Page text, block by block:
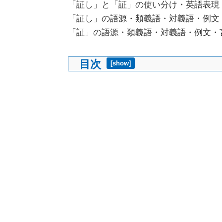
「証し」と「証」の使い分け・英語表現
「証し」の語源・類義語・対義語・例文
「証」の語源・類義語・対義語・例文・
目次 [show]